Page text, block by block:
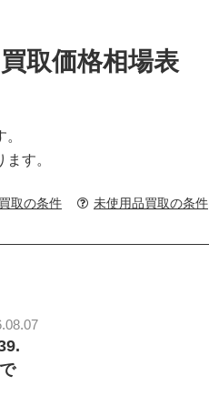
取価格相場表
す。
取の条件 未使用品買取の条件